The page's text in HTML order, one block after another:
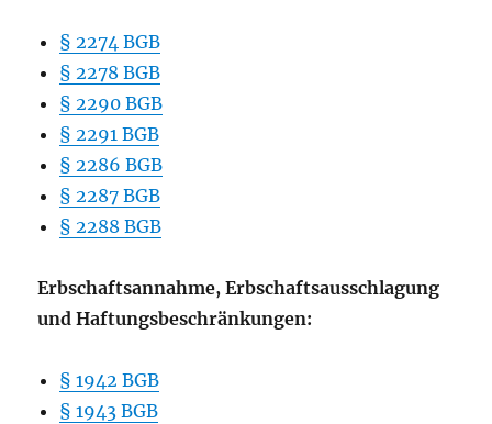
§ 2274 BGB
§ 2278 BGB
§ 2290 BGB
§ 2291 BGB
§ 2286 BGB
§ 2287 BGB
§ 2288 BGB
Erbschaftsannahme, Erbschaftsausschlagung
und Haftungsbeschränkungen:
§ 1942 BGB
§ 1943 BGB